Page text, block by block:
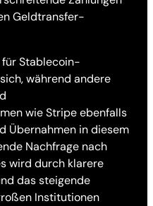
Geldtransfer-
für Stablecoin-
während andere
wie Stripe ebenfalls
Übernahmen in diesem
Nachfrage nach
wird durch klarere
das steigende
Institutionen